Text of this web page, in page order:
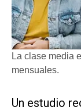
La clase media
mensuales.
Un estudio